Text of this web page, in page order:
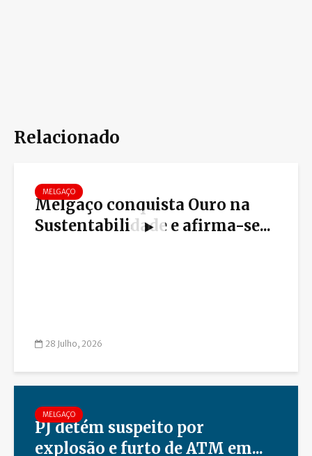
Relacionado
MELGAÇO
Melgaço conquista Ouro na
Sustentabilidade e afirma-se...
28 Julho, 2026
MELGAÇO
PJ detém suspeito por
explosão e furto de ATM em...